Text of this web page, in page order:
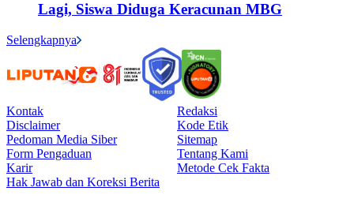
Lagi, Siswa Diduga Keracunan MBG
Selengkapnya
Kontak
Redaksi
Disclaimer
Kode Etik
Pedoman Media Siber
Sitemap
Form Pengaduan
Tentang Kami
Karir
Metode Cek Fakta
Hak Jawab dan Koreksi Berita